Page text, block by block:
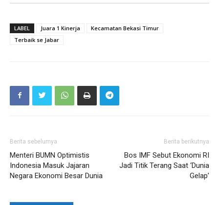
LABEL Juara 1 Kinerja
Kecamatan Bekasi Timur
Terbaik se Jabar
Berita sebelumya
Menteri BUMN Optimistis
Indonesia Masuk Jajaran
Negara Ekonomi Besar Dunia
Berita berikutnya
Bos IMF Sebut Ekonomi RI
Jadi Titik Terang Saat ‘Dunia
Gelap’